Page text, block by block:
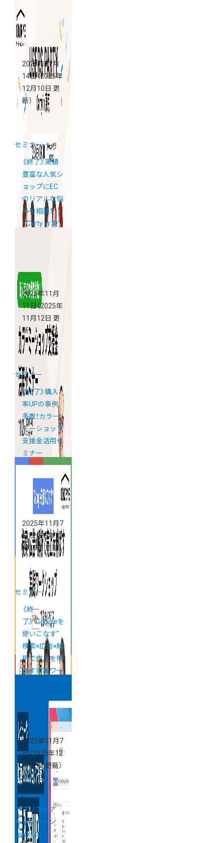
に登場
2025年11月
14日（2025年
12月10日 更
新）
セミナー
《終了》実績
豊富な人気シ
ョップにEC
のリアルな悩
みを相談！
「Carty in 東
2025年11月
11日（2025年
11月12日 更
新）
セミナー
《終了》購入
率UPの事例
多数！カラー
ミーショップ
支援金活用セ
ミナー
2025年11月7
日 （2025年12
月10日 更新）
セミナー
《終
了》“Googleを
使いこなす”
検索×広告×解
析で売上を伸
ばす実践ワー
ブートキャン
プ」
2025年11月7
日（2025年12
月22日 更新）
アプリストア
キャンペーン
（pickup）